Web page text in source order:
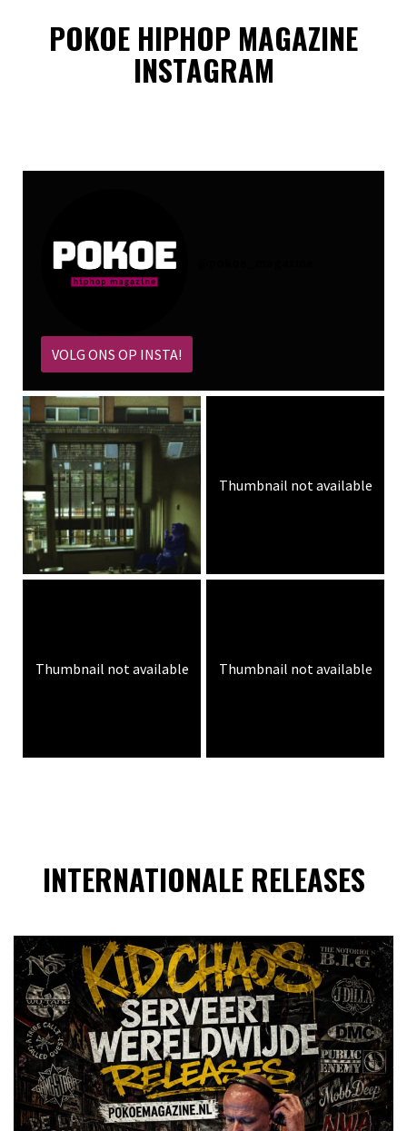
POKOE HIPHOP MAGAZINE
INSTAGRAM
VOLG ONS OP INSTA!
Thumbnail not available
Thumbnail not available Thumbnail not available
INTERNATIONALE RELEASES